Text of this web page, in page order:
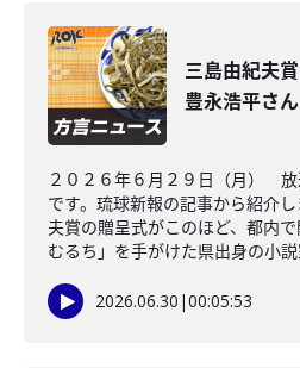
三島由紀夫
豊永浩平さん
２０２６年６月２９日（月）
です。琉球新報の記事から紹介
夫賞の贈呈式がこのほど、都内
むるち」を手がけた県出身の小説
2026.06.30 |00:05:53